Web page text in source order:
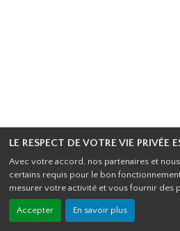
LE RESPECT DE VOTRE VIE PRIVÉE
Avec votre accord, nos partenaires et
certains requis pour le bon
mesurer votre activité et vous fournir des
Accepter En savoir plus